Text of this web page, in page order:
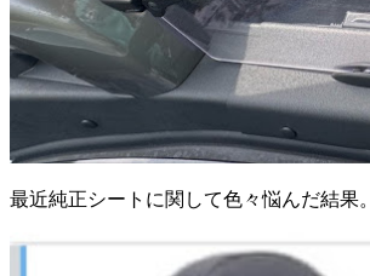
最近純正シートに関して色々悩んだ結果。